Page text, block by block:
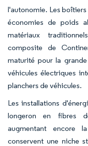
l'autonomie. Les
économies de poids
matériaux
composite de
maturité pour la
véhicules électriques
planchers de véhicules.
Les installations
longeron en fibres
augmentant encore
conservent une niche